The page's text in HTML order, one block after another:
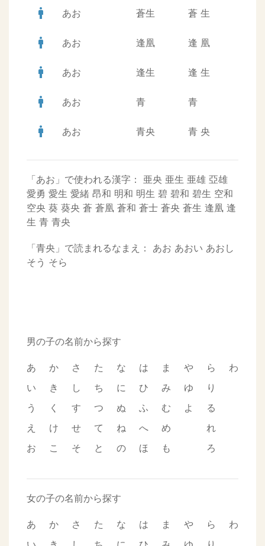
man あお 蒼生 蒼 生
man あお 逢凰 逢 凰
man あお 逢生 逢 生
man あお 青 青
man あお 青央 青 央
「あお」で使われる漢字： 亜央 亜生 亜雄 亞雄
愛勇 愛生 愛緒 昂和 明和 明生 碧 碧和 碧生 空和
空央 葵 葵央 蒼 蒼凰 蒼和 蒼士 蒼央 蒼生 逢凰 逢
生 青 青央
「青央」で読まれるなまえ： あお あおい あおし
そう そら
男の子の名前から探す
あ
い
う
え
お
か
き
く
け
こ
さ
し
す
せ
そ
た
ち
つ
て
と
な
に
ぬ
ね
の
は
ひ
ふ
へ
ほ
ま
み
む
め
も
や
ゆ
よ
ら
り
る
れ
ろ
わ
女の子の名前から探す
あ
か
さ
た
な
は
ま
や
ら
わ